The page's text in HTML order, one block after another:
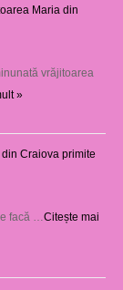
Maria din
vrăjitoarea
»
Craiova primite
facă … Citește mai